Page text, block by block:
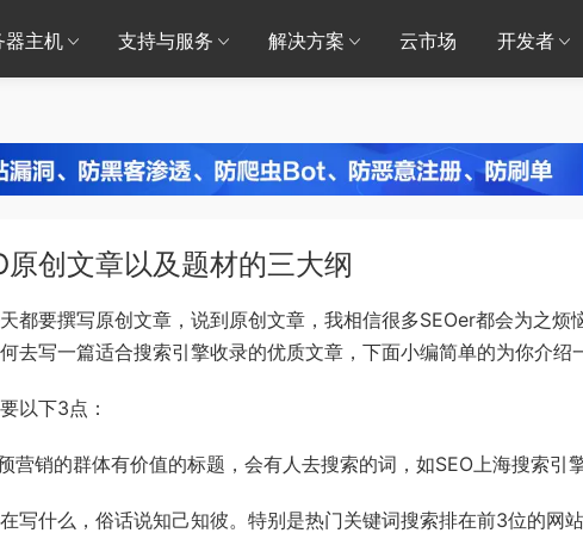
器主机 支持与服务 解决方案 云市场 开发者
原创文章以及题材的三大纲
要撰写原创文章，说到原创文章，我相信很多SEOer都会为之烦
去写一篇适合搜索引擎收录的优质文章，下面小编简单的为你介绍
以下3点：
销的群体有价值的标题，会有人去搜索的词，如SEO上海搜索引
什么，俗话说知己知彼。特别是热门关键词搜索排在前3位的网站